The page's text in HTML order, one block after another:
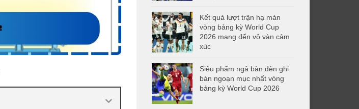
Kết quả lượt trận hạ màn
vòng bảng kỳ World Cup
2026 mang đến vô vàn cảm
xúc
Siêu phẩm ngả bàn đèn ghi
bàn ngoạn mục nhất vòng
bảng kỳ World Cup 2026